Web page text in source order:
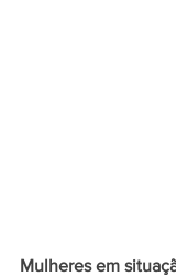
Mulheres em